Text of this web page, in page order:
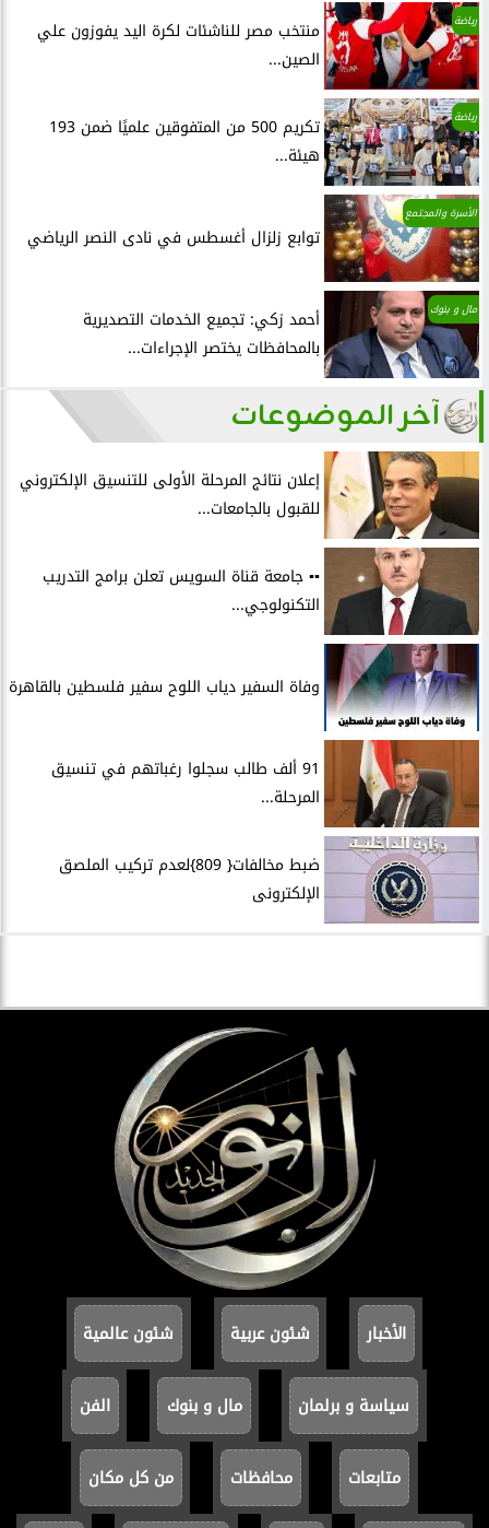
رياضة
منتخب مصر للناشئات لكرة اليد يفوزون علي
الصين...
رياضة
تكريم 500 من المتفوقين علميًا ضمن 193
هيئة...
الأسرة والمجتمع
توابع زلزال أغسطس في نادى النصر الرياضي
مال و بنوك
أحمد زكي: تجميع الخدمات التصديرية
بالمحافظات يختصر الإجراءات...
آخر الموضوعات
إعلان نتائج المرحلة الأولى للتنسيق الإلكتروني
للقبول بالجامعات...
▪︎▪︎ جامعة قناة السويس تعلن برامج التدريب
التكنولوجي...
وفاة السفير دياب اللوح سفير فلسطين بالقاهرة
91 ألف طالب سجلوا رغباتهم في تنسيق
المرحلة...
ضبط مخالفات{ 809}لعدم تركيب الملصق
الإلكترونى
الأخبار شئون عربية شئون عالمية
سياسة و برلمان مال و بنوك الفن
متابعات محافظات من كل مكان